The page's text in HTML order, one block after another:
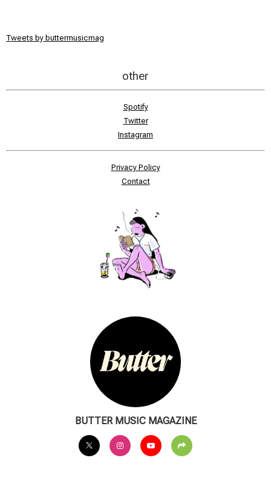
Tweets by buttermusicmag
other
Spotify
Twitter
Instagram
Privacy Policy
Contact
BUTTER MUSIC MAGAZINE